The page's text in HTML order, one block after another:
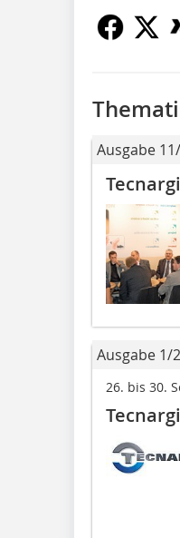
Ausgabe
Ausgabe 1/
26. bis 30.